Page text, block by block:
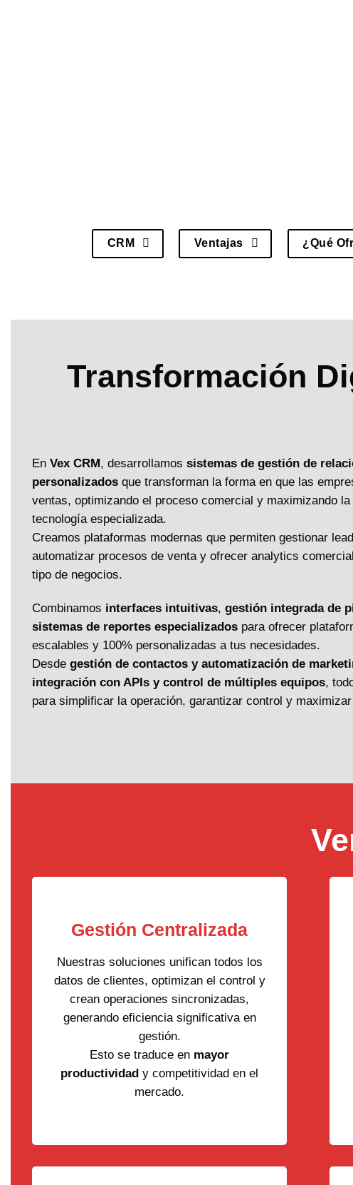
CRM Ventajas ¿Qué
Transformación
En Vex CRM, desarrollamos sistemas de gestión de
personalizados que transforman la forma en que las
ventas, optimizando el proceso comercial y maximizando
tecnología especializada.
Creamos plataformas modernas que permiten gestionar
automatizar procesos de venta y ofrecer analytics
tipo de negocios.
Combinamos interfaces intuitivas, gestión integrada de
sistemas de reportes especializados para ofrecer
escalables y 100% personalizadas a tus necesidades.
Desde gestión de contactos y automatización de
integración con APIs y control de múltiples equipos,
para simplificar la operación, garantizar control y
Gestión Centralizada
Nuestras soluciones unifican todos los
datos de clientes, optimizan el control y
crean operaciones sincronizadas,
generando eficiencia significativa en
gestión.
Esto se traduce en mayor
productividad y competitividad en el
mercado.